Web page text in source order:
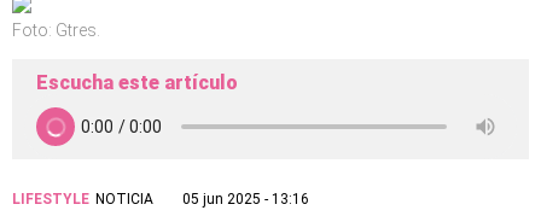
Foto: Gtres.
Escucha este artículo
LIFESTYLE NOTICIA
05 jun 2025 - 13:16